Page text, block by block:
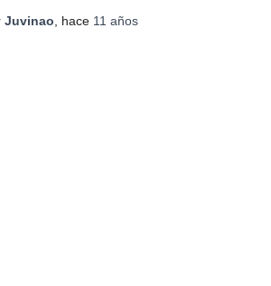
Juvinao , hace 11 años